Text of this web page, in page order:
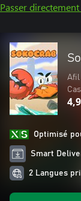
Passer
Afil
Optimisé
Smart
2 Langues